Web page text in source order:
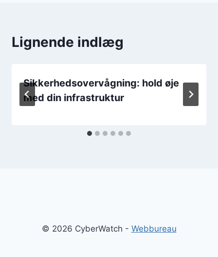
Lignende indlæg
Sikkerhedsovervågning: hold øje
med din infrastruktur
© 2026 CyberWatch - Webbureau